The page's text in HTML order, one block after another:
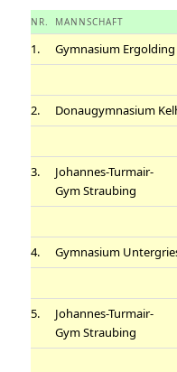
NR. MANNSCHAFT
1. Gymnasium Ergolding
2.
Donaugymnasium
3.
Johannes-Turmair-
Gym Straubing
4.
Gymnasium
5.
Johannes-Turmair-
Gym Straubing